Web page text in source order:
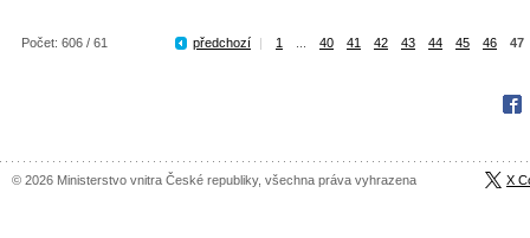
Počet: 606 / 61 předchozí | 1 40 41 42 43 44 45 46 47
© 2026 Ministerstvo vnitra České republiky, všechna práva vyhrazena X